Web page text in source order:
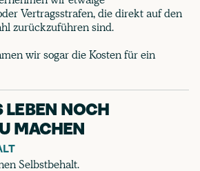
Vertragsstrafen, die direkt auf den
zurückzuführen sind.
wir sogar die Kosten für ein
NOCH
MACHEN
Selbstbehalt.